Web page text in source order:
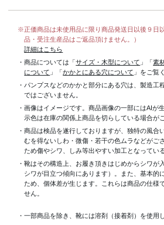
※正価商品は未使用品に限り商品発送日以後９日
品・受注生産品はご返品頂けません。）
詳細はこちら
・商品については「サイズ・木型について 」「素
について 」「かかとにある穴について 」をご覧
・パンプスなどのかかと部分にある穴は、製造工
ではございません。
・画像はイメージです。商品画像の一部にはAIが
示色は在庫の関係上商品を切らしている場合が
・商品は検品を遂行しておりますが、独特の風
むを得ないしわ・微傷・若干の色ムラなどがご
ため傷やシワ、しみ等出やすい加工となってい
・靴はその構造上、お履き頂きはじめからシワが
シワが目立つ傾向にあります）。また、基本的
ため、個体差が生じます。これらは商品の仕様
せん。
・一部商品を除き、靴には溶剤（接着剤）を使用